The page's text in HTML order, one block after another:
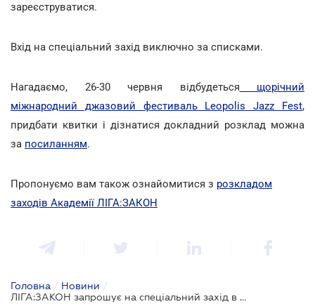
зареєструватися.
Вхід на спеціальний захід виключно за списками.
Нагадаємо, 26-30 червня відбудеться щорічний
міжнародний джазовий фестиваль Leopolis Jazz Fest,
придбати квитки і дізнатися докладний розклад можна
за посиланням.
Пропонуємо вам також ознайомитися з розкладом
заходів Академії ЛІГА:ЗАКОН
Головна / Новини /
ЛІГА:ЗАКОН запрошує на спеціальний захід в рамках Leopolis jazz fest